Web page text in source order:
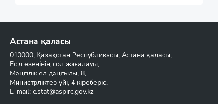
Астана қаласы
010000, Қазақстан Республикасы, Астана қаласы,
Есіл өзенінің сол жағалауы,
Мәңгілік ел даңғылы, 8,
Министрліктер үйі, 4 кіреберіс,
E-mail: e.stat@aspire.gov.kz